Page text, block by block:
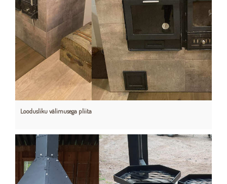
Loodusliku välimusega pliita